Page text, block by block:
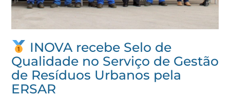
INOVA recebe Selo de
Qualidade no Serviço de Gestão
de Resíduos Urbanos pela
ERSAR